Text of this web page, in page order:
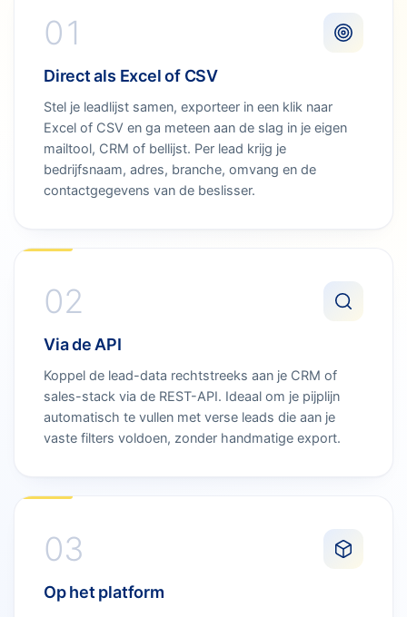
01
Direct als Excel of CSV
Stel je leadlijst samen, exporteer in een klik naar
Excel of CSV en ga meteen aan de slag in je eigen
mailtool, CRM of bellijst. Per lead krijg je
bedrijfsnaam, adres, branche, omvang en de
contactgegevens van de beslisser.
02
Via de API
Koppel de lead-data rechtstreeks aan je CRM of
sales-stack via de REST-API. Ideaal om je pijplijn
automatisch te vullen met verse leads die aan je
vaste filters voldoen, zonder handmatige export.
03
Op het platform